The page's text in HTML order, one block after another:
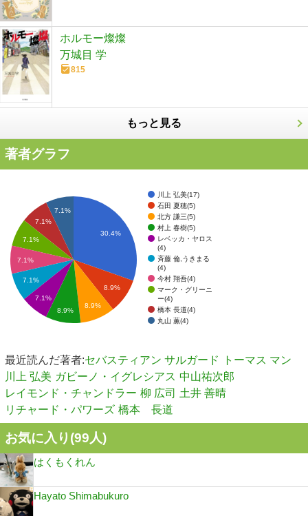
ホルモー燦燦
万城目 学
815
もっと見る
著者グラフ
川上 弘美(17)
石田 夏穂(5)
北方 謙三(5)
村上 春樹(5)
レベッカ・ヤロス
(4)
斉藤 倫,うきまる
(4)
今村 翔吾(4)
マーク・グリーニ
ー(4)
橋本 長道(4)
丸山 薫(4)
30.4%
8.9%
8.9%
7.1%
7.1%
7.1%
7.1%
7.1%
7.1%
8.9%
最近読んだ著者:セバスティアン サルガード
トーマス マン
川上 弘美 ガビーノ・イグレシアス 中山祐次郎
レイモンド・チャンドラー 柳 広司 土井 善晴
リチャード・パワーズ 橋本 長道
お気に入り(99人)
はくもくれん
Hayato Shimabukuro